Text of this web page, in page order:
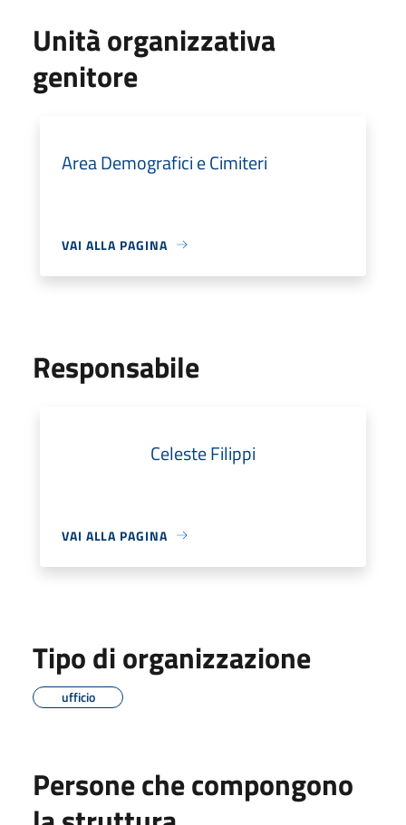
Unità organizzativa
genitore
Area Demografici e Cimiteri
VAI ALLA PAGINA
Responsabile
Celeste Filippi
VAI ALLA PAGINA
Tipo di organizzazione
ufficio
Persone che compongono